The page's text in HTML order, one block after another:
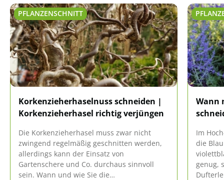
PFLANZENSCHNITT
Korkenzieherhaselnuss schneiden |
Korkenzieherhasel richtig verjüngen
Die Korkenzieherhasel muss zwar nicht
zwingend regelmäßig geschnitten werden,
allerdings kann der Einsatz von
Gartenschere und Co. durchaus sinnvoll
sein. Wann und wie Sie die
Wann
Im
die
genug,